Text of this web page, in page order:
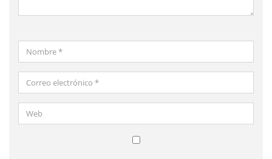
Nombre
*
Correo
electrónico
*Web